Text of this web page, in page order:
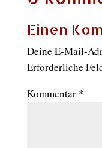
Einen
Deine E-Mail-
Erforderliche
Kommentar *